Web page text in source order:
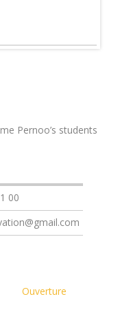
Pernoo’s students
00
Ouverture